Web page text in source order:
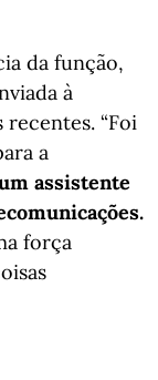
da função,
à
recentes. “Foi
a
assistente
força